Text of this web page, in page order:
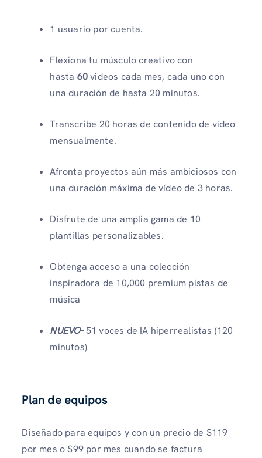
1 usuario por cuenta.
Flexiona tu músculo creativo con
hasta 60videos cada mes, cada uno con
una duración de hasta 20 minutos.
Transcribe 20 horas de contenido de video
mensualmente.
Afronta proyectos aún más ambiciosos con
una duración máxima de vídeo de 3 horas.
Disfrute de una amplia gama de 10
plantillas personalizables.
Obtenga acceso a una colección
inspiradora de 10,000 premium pistas de
música
NUEVO-51 voces de IA hiperrealistas (120
minutos)
Plan de equipos
Diseñado para equipos y con un precio de $119
por mes o $99 por mes cuando se factura